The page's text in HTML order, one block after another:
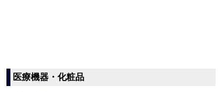
医療機器・化粧品